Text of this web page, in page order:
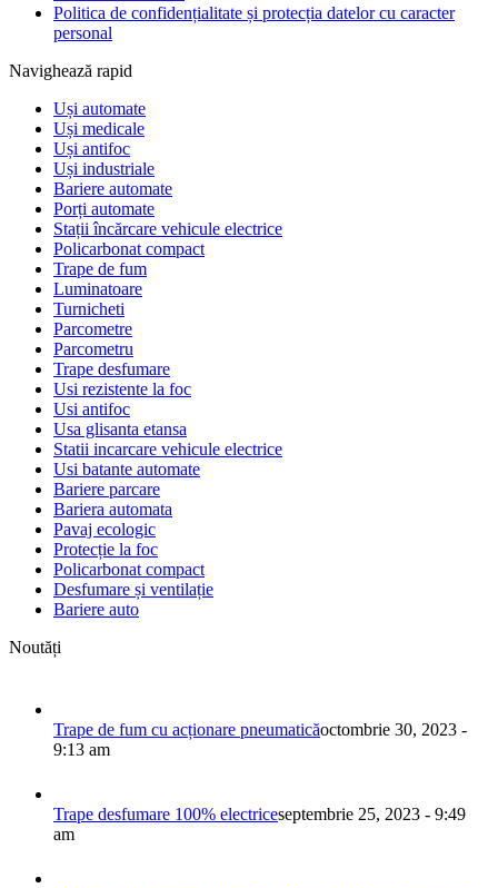
Politica de confidențialitate și protecția datelor cu caracter
personal
Navighează rapid
Uși automate
Uși medicale
Uși antifoc
Uși industriale
Bariere automate
Porți automate
Stații încărcare vehicule electrice
Policarbonat compact
Trape de fum
Luminatoare
Turnicheti
Parcometre
Parcometru
Trape desfumare
Usi rezistente la foc
Usi antifoc
Usa glisanta etansa
Statii incarcare vehicule electrice
Usi batante automate
Bariere parcare
Bariera automata
Pavaj ecologic
Protecție la foc
Policarbonat compact
Desfumare și ventilație
Bariere auto
Noutăți
Trape de fum cu acționare pneumaticăoctombrie 30, 2023 -
9:13 am
Trape desfumare 100% electriceseptembrie 25, 2023 - 9:49
am